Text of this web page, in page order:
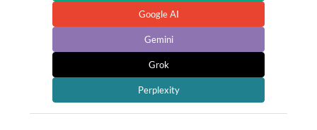
Google AI
Gemini
Grok
Perplexity